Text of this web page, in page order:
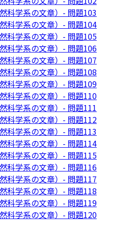
科学系の文章）- 問題103
科学系の文章）- 問題104
科学系の文章）- 問題105
科学系の文章）- 問題106
科学系の文章）- 問題107
科学系の文章）- 問題108
科学系の文章）- 問題109
科学系の文章）- 問題110
科学系の文章）- 問題111
科学系の文章）- 問題112
科学系の文章）- 問題113
科学系の文章）- 問題114
科学系の文章）- 問題115
科学系の文章）- 問題116
科学系の文章）- 問題117
科学系の文章）- 問題118
科学系の文章）- 問題119
科学系の文章）- 問題120